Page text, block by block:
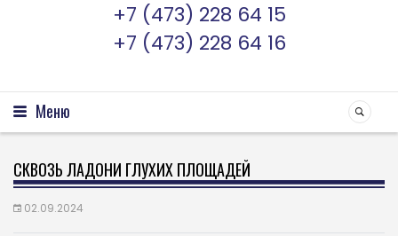
+7 (473) 228 64 15
+7 (473) 228 64 16
Меню
СКВОЗЬ ЛАДОНИ ГЛУХИХ ПЛОЩАДЕЙ
02.09.2024